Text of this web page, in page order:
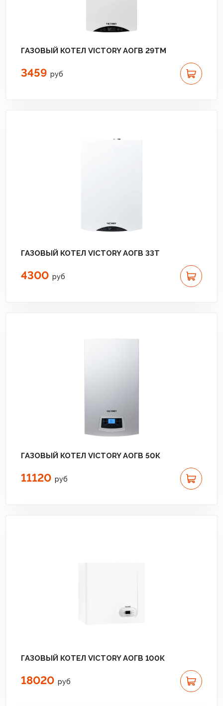
ГАЗОВЫЙ КОТЕЛ VICTORY АОГВ 29TM
3459 руб
ГАЗОВЫЙ КОТЕЛ VICTORY АОГВ 33T
4300 руб
ГАЗОВЫЙ КОТЕЛ VICTORY АОГВ 50К
11120 руб
ГАЗОВЫЙ КОТЕЛ VICTORY АОГВ 100К
18020 руб